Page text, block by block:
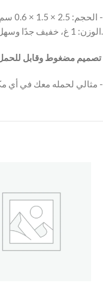
‫- الحجم: 2.5 × 1.5 × 0.6 سم
– الوزن: 1 غ، خفيف جدًا وسهل الحمل.‬
تصميم مضغوط وقابل